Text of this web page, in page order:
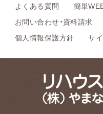
よくある質問
簡単
お問い合わせ・資料請求
個人情報保護方針
サ